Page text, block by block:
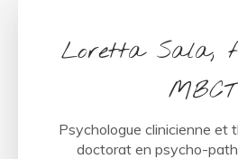
Loretta Sala,
MBCT
Psychologue clinicienne et
doctorat en psycho-